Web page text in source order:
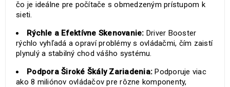
čo je ideálne pre počítače s obmedzeným prístupom k
sieti.
Rýchle a Efektívne Skenovanie: Driver Booster
rýchlo vyhľadá a opraví problémy s ovládačmi, čím zaistí
plynulý a stabilný chod vášho systému.
Podpora Široké Škály Zariadenia: Podporuje viac
ako 8 miliónov ovládačov pre rôzne komponenty,